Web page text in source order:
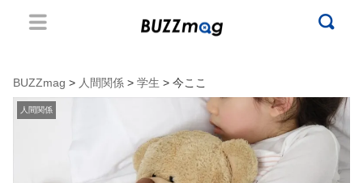
BUZZmag > 人間関係 > 学生 > 今ここ
人間関係